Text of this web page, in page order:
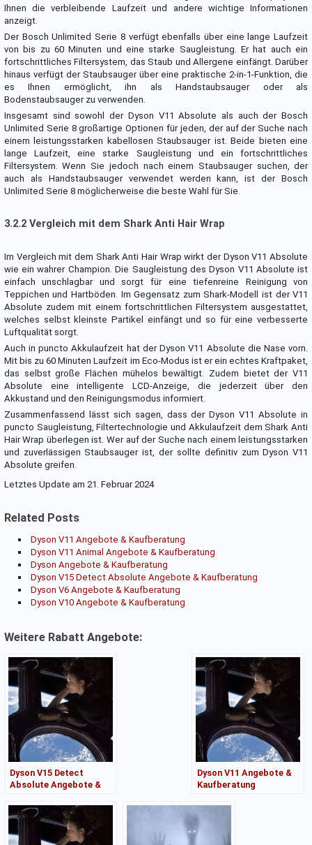
Ihnen die verbleibende Laufzeit und andere wichtige Informationen
anzeigt.
Der Bosch Unlimited Serie 8 verfügt ebenfalls über eine lange Laufzeit
von bis zu 60 Minuten und eine starke Saugleistung. Er hat auch ein
fortschrittliches Filtersystem, das Staub und Allergene einfängt. Darüber
hinaus verfügt der Staubsauger über eine praktische 2-in-1-Funktion, die
es Ihnen ermöglicht, ihn als Handstaubsauger oder als
Bodenstaubsauger zu verwenden.
Insgesamt sind sowohl der Dyson V11 Absolute als auch der Bosch
Unlimited Serie 8 großartige Optionen für jeden, der auf der Suche nach
einem leistungsstarken kabellosen Staubsauger ist. Beide bieten eine
lange Laufzeit, eine starke Saugleistung und ein fortschrittliches
Filtersystem. Wenn Sie jedoch nach einem Staubsauger suchen, der
auch als Handstaubsauger verwendet werden kann, ist der Bosch
Unlimited Serie 8 möglicherweise die beste Wahl für Sie.
3.2.2 Vergleich mit dem Shark Anti Hair Wrap
Im Vergleich mit dem Shark Anti Hair Wrap wirkt der Dyson V11 Absolute
wie ein wahrer Champion. Die Saugleistung des Dyson V11 Absolute ist
einfach unschlagbar und sorgt für eine tiefenreine Reinigung von
Teppichen und Hartböden. Im Gegensatz zum Shark-Modell ist der V11
Absolute zudem mit einem fortschrittlichen Filtersystem ausgestattet,
welches selbst kleinste Partikel einfängt und so für eine verbesserte
Luftqualität sorgt.
Auch in puncto Akkulaufzeit hat der Dyson V11 Absolute die Nase vorn.
Mit bis zu 60 Minuten Laufzeit im Eco-Modus ist er ein echtes Kraftpaket,
das selbst große Flächen mühelos bewältigt. Zudem bietet der V11
Absolute eine intelligente LCD-Anzeige, die jederzeit über den
Akkustand und den Reinigungsmodus informiert.
Zusammenfassend lässt sich sagen, dass der Dyson V11 Absolute in
puncto Saugleistung, Filtertechnologie und Akkulaufzeit dem Shark Anti
Hair Wrap überlegen ist. Wer auf der Suche nach einem leistungsstarken
und zuverlässigen Staubsauger ist, der sollte definitiv zum Dyson V11
Absolute greifen.
Letztes Update am 21. Februar 2024
Related Posts
Dyson V11 Angebote & Kaufberatung
Dyson V11 Animal Angebote & Kaufberatung
Dyson Angebote & Kaufberatung
Dyson V15 Detect Absolute Angebote & Kaufberatung
Dyson V6 Angebote & Kaufberatung
Dyson V10 Angebote & Kaufberatung
Weitere Rabatt Angebote:
Dyson V15 Detect
Absolute Angebote &
Dyson V11 Angebote &
Kaufberatung